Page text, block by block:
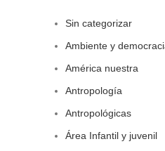
Sin categorizar
Ambiente y
América nuestra
Antropología
Antropológicas
Área Infantil y juvenil